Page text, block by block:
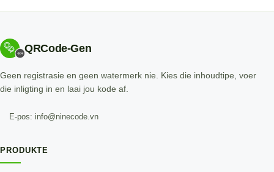
QRCode-Gen
Geen registrasie en geen watermerk nie. Kies die inhoudtipe, voer
die inligting in en laai jou kode af.
E-pos: info@ninecode.vn
PRODUKTE